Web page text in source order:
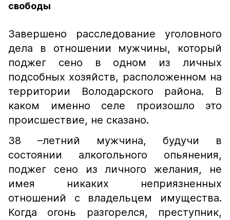
свободы
Завершено расследование уголовного
дела в отношении мужчины, который
поджег сено в одном из личных
подсобных хозяйств, расположенном на
территории Володарского района. В
каком именно селе произошло это
происшествие, не сказано.
38 –летний мужчина, будучи в
состоянии алкогольного опьянения,
поджег сено из личного желания, не
имея никаких неприязненных
отношений с владельцем имущества.
Когда огонь разгорелся, преступник,